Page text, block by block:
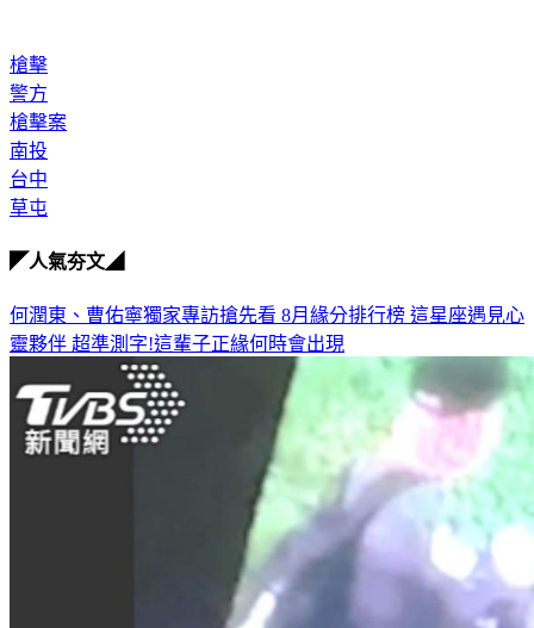
槍擊
警方
槍擊案
南投
台中
草屯
◤人氣夯文◢
何潤東、曹佑寧獨家專訪搶先看 8月緣分排行榜 這星座遇見心
靈夥伴 超準測字!這輩子正緣何時會出現